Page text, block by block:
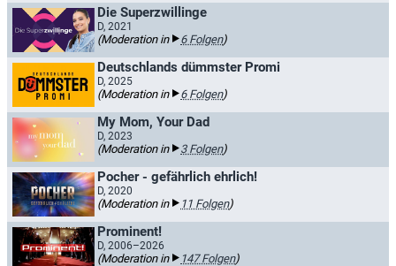
Die Superzwillinge
D, 2021
(Moderation in 6 Folgen)
Deutschlands dümmster Promi
D, 2025
(Moderation in 6 Folgen)
My Mom, Your Dad
D, 2023
(Moderation in 3 Folgen)
Pocher - gefährlich ehrlich!
D, 2020
(Moderation in 11 Folgen)
Prominent!
D, 2006–2026
(Moderation in 147 Folgen)